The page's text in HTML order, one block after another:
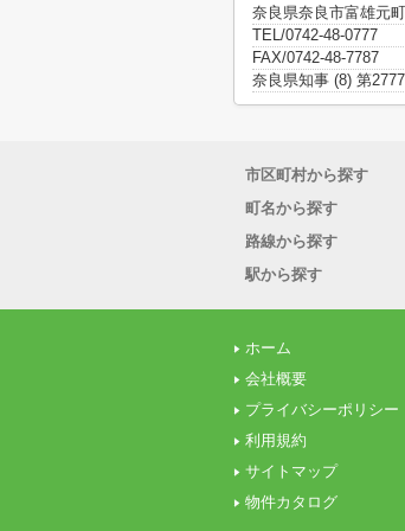
奈良県奈良市富雄元
TEL/0742-48-0777
FAX/0742-48-7787
奈良県知事 (8) 第
市区町村から探す
町名から探す
路線から探す
駅から探す
ホーム
会社概要
プライバシーポリシー
利用規約
サイトマップ
物件カタログ